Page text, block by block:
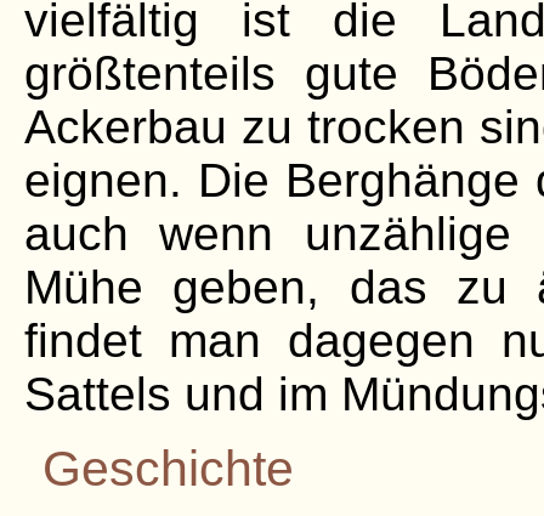
vielfältig ist die
größtenteils gute
Ackerbau zu trocken
eignen. Die
auch wenn unzählige
Mühe geben, das zu
findet man dagegen
Sattels und im
Geschichte